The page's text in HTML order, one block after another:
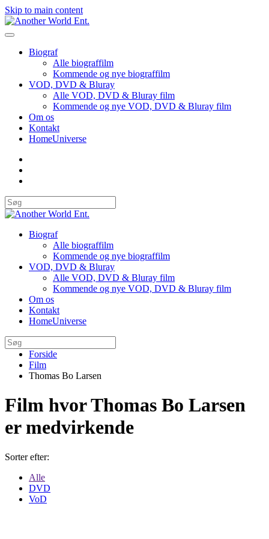
Skip to main content
Biograf
Alle biograffilm
Kommende og nye biograffilm
VOD, DVD & Bluray
Alle VOD, DVD & Bluray film
Kommende og nye VOD, DVD & Bluray film
Om os
Kontakt
HomeUniverse
Biograf
Alle biograffilm
Kommende og nye biograffilm
VOD, DVD & Bluray
Alle VOD, DVD & Bluray film
Kommende og nye VOD, DVD & Bluray film
Om os
Kontakt
HomeUniverse
Forside
Film
Thomas Bo Larsen
Film hvor Thomas Bo Larsen
er medvirkende
Sorter efter:
Alle
DVD
VoD